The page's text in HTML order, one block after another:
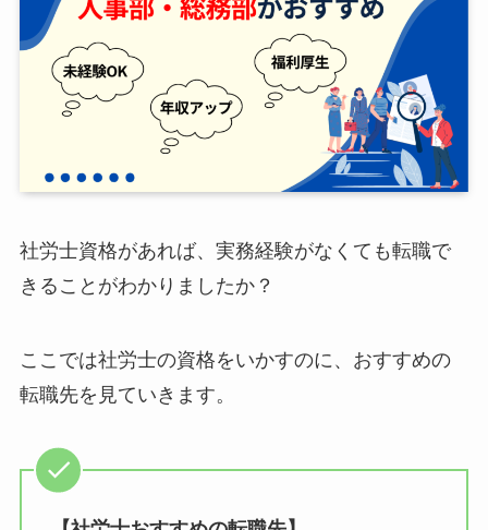
社労士資格があれば、実務経験がなくても転職で
きることがわかりましたか？
ここでは社労士の資格をいかすのに、おすすめの
転職先を見ていきます。